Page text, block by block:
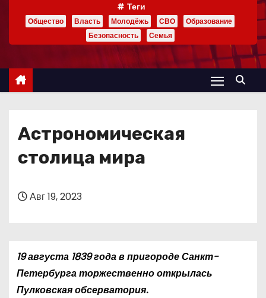
ж
Теги
Общество Власть Молодёжь СВО
Образование
Безопасность
Семья
Астрономическая
столица мира
Авг 19, 2023
19 августа 1839 года в пригороде Санкт-
Петербурга торжественно открылась
Пулковская обсерватория.